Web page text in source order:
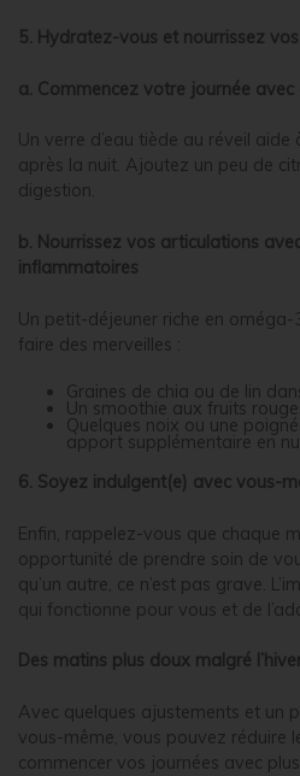
5. Hydratez-vous et nourrissez
a. Commencez votre journée avec
Un verre d’eau tiède au réveil
après la nuit. Ajoutez un peu de
digestion.
b. Nourrissez vos articulations
inflammatoires
Un petit-déjeuner riche en
faire des merveilles :
Graines de chia ou de lin
Un smoothie aux fruits
Quelques noix ou une
apport supplémentaire en
6. Soyez indulgent(e) avec vous-
Enfin, rappelez-vous que chaque
opportunité de prendre soin de
qu’un autre, ce n’est pas grave.
qui fonctionne pour vous et de
Des matins plus doux malgré
Avec quelques ajustements et un
vous-même, vous pouvez réduire
commencer vos journées avec